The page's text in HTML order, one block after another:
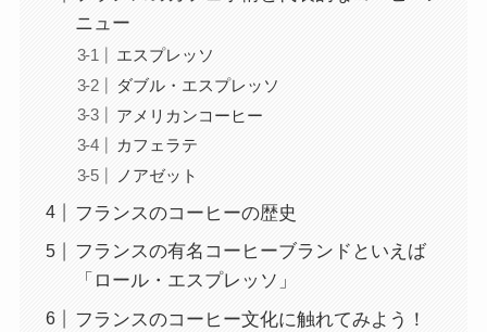
ニュー
エスプレッソ
ダブル・エスプレッソ
アメリカンコーヒー
カフェラテ
ノアゼット
フランスのコーヒーの歴史
フランスの有名コーヒーブランドといえば
「ロール・エスプレッソ」
フランスのコーヒー文化に触れてみよう！